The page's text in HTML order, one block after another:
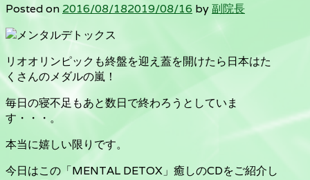
Posted on 2016/08/182019/08/16 by副院長
リオオリンピックも終盤を迎え蓋を開けたら日本はた
くさんのメダルの嵐！
毎日の寝不足もあと数日で終わろうとしていま
す・・・。
本当に嬉しい限りです。
今日はこの「MENTAL DETOX」癒しのCDをご紹介し